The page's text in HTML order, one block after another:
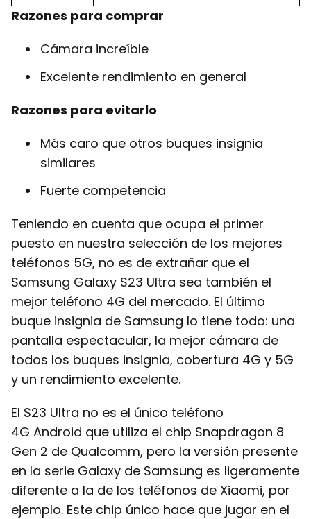
Razones para comprar
Cámara increíble
Excelente rendimiento en general
Razones para evitarlo
Más caro que otros buques insignia
similares
Fuerte competencia
Teniendo en cuenta que ocupa el primer
puesto en nuestra selección de los mejores
teléfonos 5G, no es de extrañar que el
Samsung Galaxy S23 Ultra sea también el
mejor teléfono 4G del mercado. El último
buque insignia de Samsung lo tiene todo: una
pantalla espectacular, la mejor cámara de
todos los buques insignia, cobertura 4G y 5G
y un rendimiento excelente.
El S23 Ultra no es el único teléfono
4G Android que utiliza el chip Snapdragon 8
Gen 2 de Qualcomm, pero la versión presente
en la serie Galaxy de Samsung es ligeramente
diferente a la de los teléfonos de Xiaomi, por
ejemplo. Este chip único hace que jugar en el